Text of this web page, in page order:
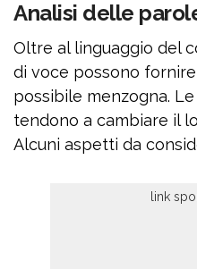
Analisi delle
Oltre al linguaggio del
di voce possono
possibile menzogna.
tendono a cambiare il
Alcuni aspetti da